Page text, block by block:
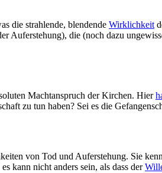
die strahlende, blendende Wirklichkeit
Auferstehung), die (noch dazu
Machtanspruch der Kirchen. Hier
zu tun haben? Sei es die
von Tod und Auferstehung. Sie
kann nicht anders sein, als dass der